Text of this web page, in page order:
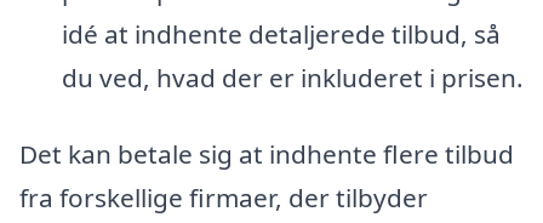
idé at indhente detaljerede tilbud, så
du ved, hvad der er inkluderet i prisen.
Det kan betale sig at indhente flere tilbud
fra forskellige firmaer, der tilbyder